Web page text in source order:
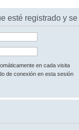
esté registrado y
en cada visita
de conexión en esta sesión